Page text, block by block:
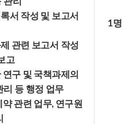
서 작성 및 보고서
관련 보고서 작성
고
구 및 국책과제의
리 등 행정 업무
관련 업무, 연구원
1명